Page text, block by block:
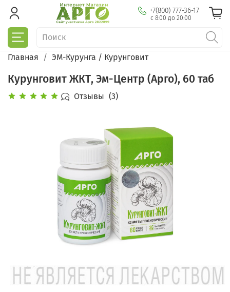
+7(800) 777-36-17
с 8:00 до 20:00
Главная ЭМ-Курунга / Курунговит
Курунговит ЖКТ, Эм-Центр (Арго), 60 таб
Отзывы (3)